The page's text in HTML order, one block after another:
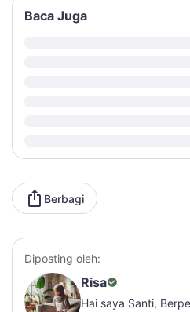
Baca Juga
Berbagi
Diposting oleh:
Risa
Hai saya Santi,